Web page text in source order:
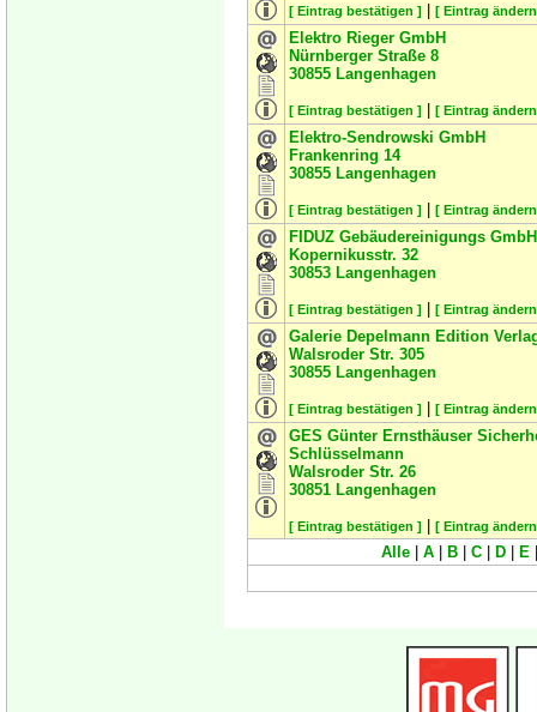
[ Eintrag bestätigen ] [ Eintrag
Elektro Rieger GmbH
Nürnberger Straße 8
30855 Langenhagen
[ Eintrag bestätigen ] [ Eintrag
Elektro-Sendrowski GmbH
Frankenring 14
30855 Langenhagen
[ Eintrag bestätigen ] [ Eintrag
FIDUZ Gebäudereinigungs GmbH
Kopernikusstr. 32
30853 Langenhagen
[ Eintrag bestätigen ] [ Eintrag
Galerie Depelmann Edition
Walsroder Str. 305
30855 Langenhagen
[ Eintrag bestätigen ] [ Eintrag
GES Günter Ernsthäuser
Schlüsselmann
Walsroder Str. 26
30851 Langenhagen
[ Eintrag bestätigen ] [ Eintrag
Alle A B C D E